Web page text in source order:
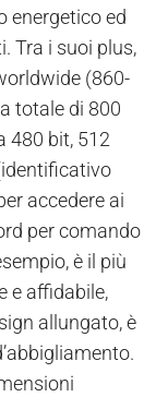
energetico ed
Tra i suoi plus,
(860-
totale di 800
480 bit, 512
accedere ai
per comando
è il più
e affidabile,
allungato, è